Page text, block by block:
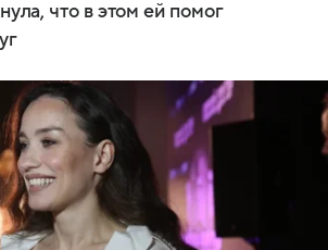
что в этом ей помог